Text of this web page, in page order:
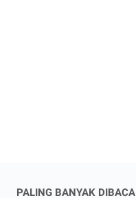
PALING BANYAK DIBACA